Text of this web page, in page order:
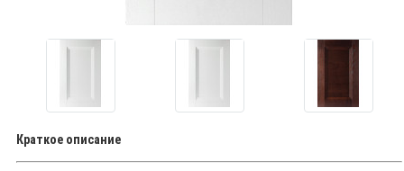
Краткое описание